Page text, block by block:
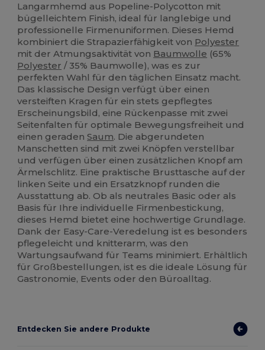
Langarmhemd aus Popeline-Polycotton mit
bügelleichtem Finish, ideal für langlebige und
professionelle Firmenuniformen. Dieses Hemd
kombiniert die Strapazierfähigkeit von Polyester
mit der Atmungsaktivität von Baumwolle (65%
Polyester / 35% Baumwolle), was es zur
perfekten Wahl für den täglichen Einsatz macht.
Das klassische Design verfügt über einen
versteiften Kragen für ein stets gepflegtes
Erscheinungsbild, eine Rückenpasse mit zwei
Seitenfalten für optimale Bewegungsfreiheit und
einen geradenSaum. Die abgerundeten
Manschetten sind mit zwei Knöpfen verstellbar
und verfügen über einen zusätzlichen Knopf am
Ärmelschlitz. Eine praktische Brusttasche auf der
linken Seite und ein Ersatzknopf runden die
Ausstattung ab. Ob als neutrales Basic oder als
Basis für Ihre individuelle Firmenbestickung,
dieses Hemd bietet eine hochwertige Grundlage.
Dank der Easy-Care-Veredelung ist es besonders
pflegeleicht und knitterarm, was den
Wartungsaufwand für Teams minimiert. Erhältlich
für Großbestellungen, ist es die ideale Lösung für
Gastronomie, Events oder den Büroalltag.
Entdecken Sie andere Produkte